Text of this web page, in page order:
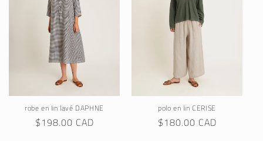
robe en lin lavé DAPHNE
Regular
$198.00 CAD
polo en lin CERISE
Regular
$180.00 CAD